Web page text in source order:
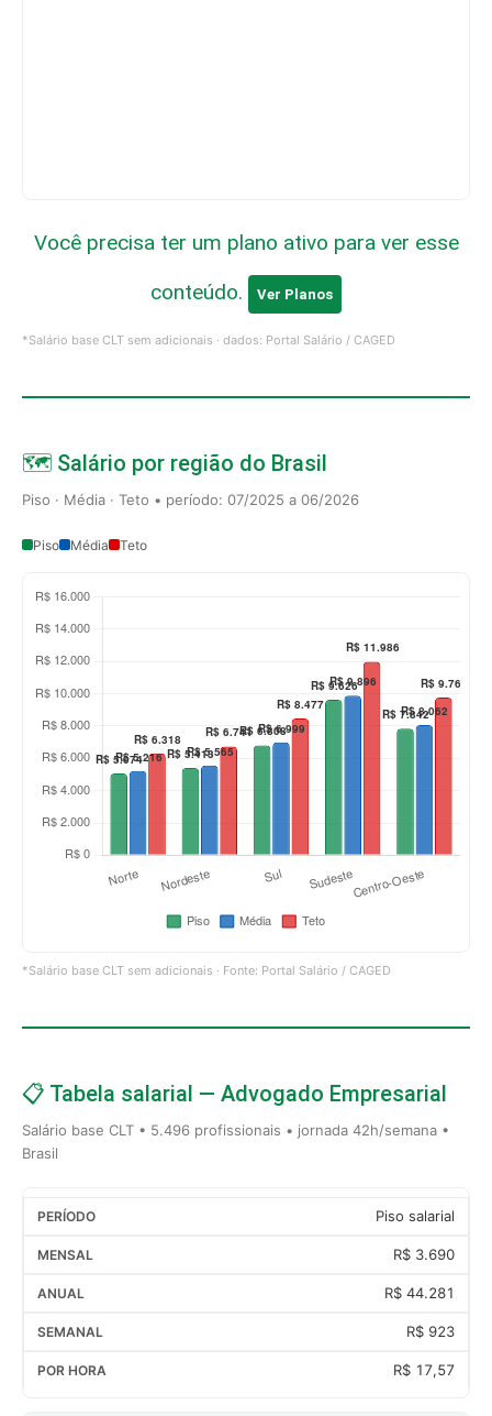
Você precisa ter um plano ativo para ver esse
conteúdo.
Ver Planos
*Salário base CLT sem adicionais · dados: Portal Salário / CAGED
🗺️ Salário por região do Brasil
Piso · Média · Teto • período: 07/2025 a 06/2026
Piso Média Teto
*Salário base CLT sem adicionais · Fonte: Portal Salário / CAGED
📋 Tabela salarial — Advogado Empresarial
Salário base CLT • 5.496 profissionais • jornada 42h/semana •
Brasil
Piso salarial
R$ 3.690
R$ 44.281
R$ 923
R$ 17,57